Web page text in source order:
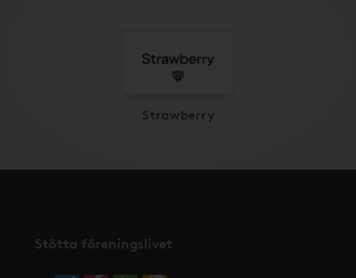
Strawberry
Stötta föreningslivet